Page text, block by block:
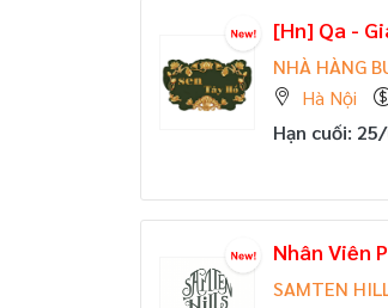
[Hn] Qa -
NHÀ HÀNG
Hà Nội
Hạn cuối:
Nhân Viên
SAMTEN